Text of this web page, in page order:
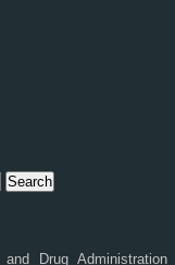
Drug Administration